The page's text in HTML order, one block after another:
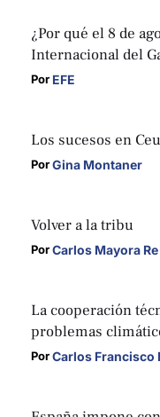
¿Por qué el 8 de
Internacional del
Por EFE
Los sucesos en
Por Gina Montaner
Volver a la tribu
Por Carlos Mayora Re
La cooperación
problemas
Por Carlos Francisco